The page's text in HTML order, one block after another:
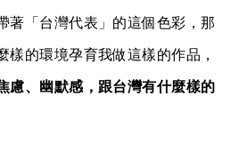
著「台灣代表」的這個色彩，那
樣的環境孕育我做這樣的作品，
慮、幽默感，跟台灣有什麼樣的